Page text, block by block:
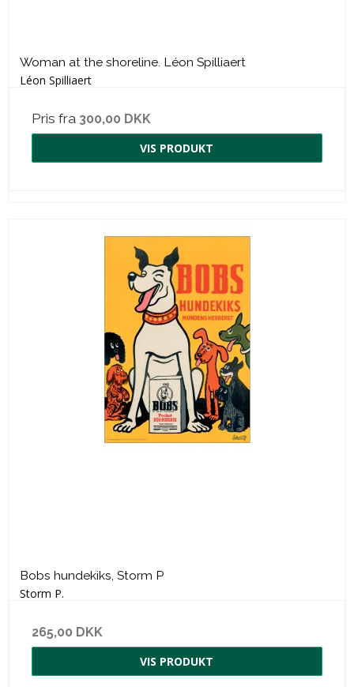
Woman at the shoreline. Léon Spilliaert
Léon Spilliaert
Pris fra 300,00 DKK
VIS PRODUKT
Bobs hundekiks, Storm P
Storm P.
265,00 DKK
VIS PRODUKT